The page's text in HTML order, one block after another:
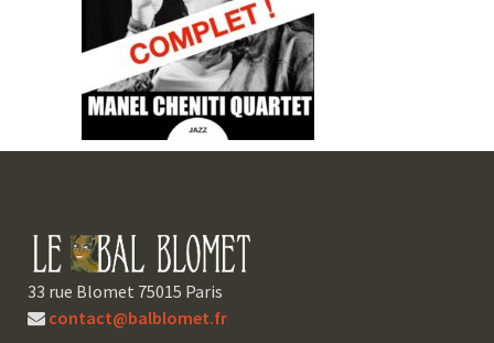
33 rue Blomet 75015 Paris
contact@balblomet.fr